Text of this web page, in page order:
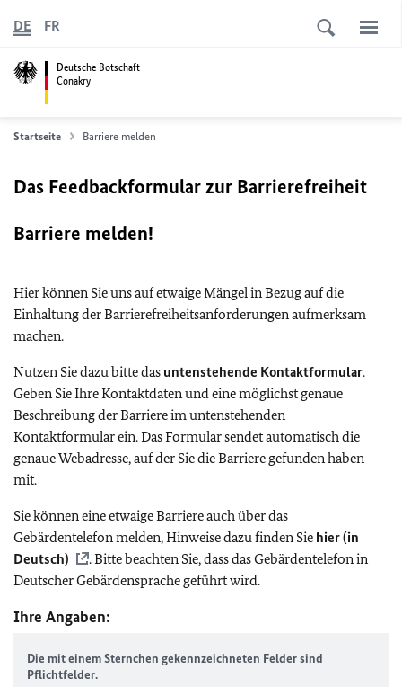
Deutsche Botschaft
Conakry
DE FR
Startseite Barriere melden
Das Feedbackformular zur Barrierefreiheit
Barriere melden!
Hier können Sie uns auf etwaige Mängel in Bezug auf die
Einhaltung der Barrierefreiheitsanforderungen aufmerksam
machen.
Nutzen Sie dazu bitte das untenstehende Kontaktformular.
Geben Sie Ihre Kontaktdaten und eine möglichst genaue
Beschreibung der Barriere im untenstehenden
Kontaktformular ein. Das Formular sendet automatisch die
genaue Webadresse, auf der Sie die Barriere gefunden haben
mit.
Sie können eine etwaige Barriere auch über das
Gebärdentelefon melden, Hinweise dazu finden Sie hier (in
Deutsch)
. Bitte beachten Sie, dass das Gebärdentelefon in
Deutscher Gebärdensprache geführt wird.
Ihre Angaben:
Die mit einem Sternchen gekennzeichneten Felder sind
Pflichtfelder.